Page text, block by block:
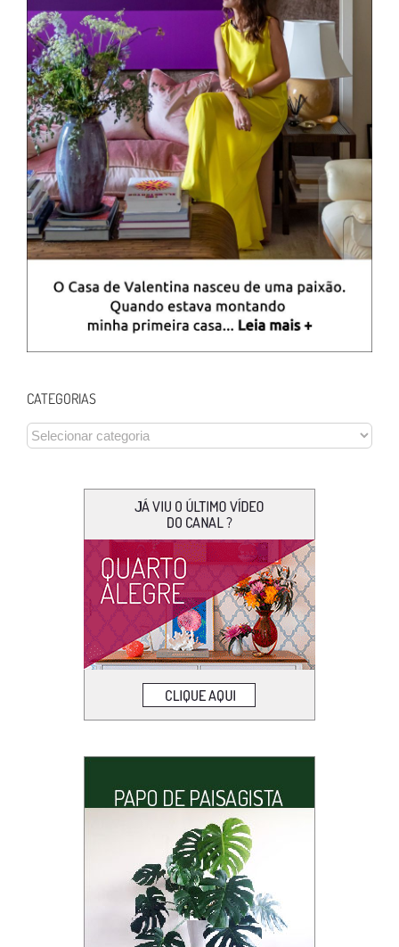
CATEGORIAS
CATEGORIAS